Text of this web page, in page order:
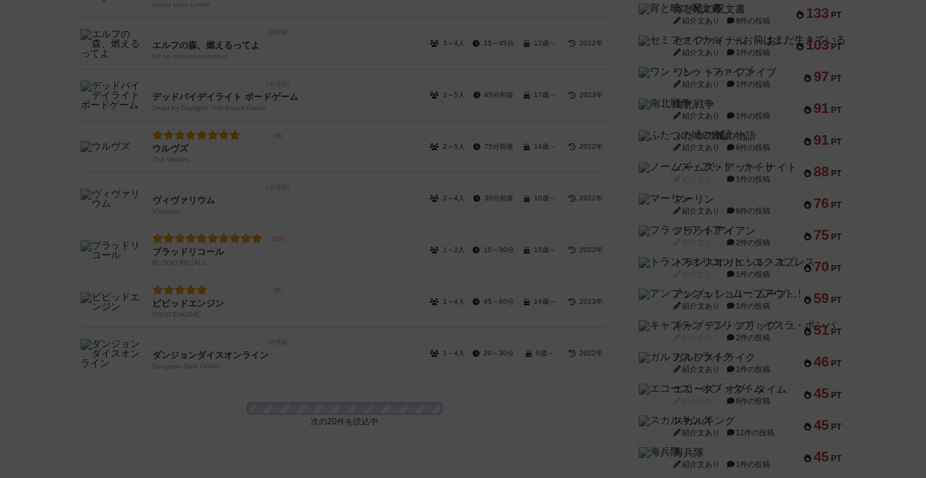
Isekai Love Letter
エルフの森、燃えるってよ
Elf no mori moerututeyo
3～4人 15～45分 12歳～ 2022年
デッドバイデイライト ボードゲーム
Dead by Daylight: The Board Game
3～5人 45分前後 17歳～ 2023年
ウルヴズ
The Wolves
2～5人 75分前後 14歳～ 2022年
ヴィヴァリウム
Vivarium
2～4人 30分前後 10歳～ 2022年
ブラッドリコール
BLOOD RECALL
1～2人 10～30分 15歳～ 2022年
ビビッドエンジン
VIVID ENGINE
1～4人 45～60分 14歳～ 2023年
ダンジョンダイスオンライン
Dungeon Dice Online
1～4人 20～30分 8歳～ 2022年
次の20件を読込中
133 PT
宵と暁の呪文書
紹介文あり 8件の投稿
103 PT
セミファイナル ～お前はまだ生きている～
紹介文あり 1件の投稿
97 PT
ワン・トゥ・ファイブ
紹介文あり 1件の投稿
91 PT
南北戦争
紹介文あり 1件の投稿
91 PT
ふたつの城の物語
紹介文あり 6件の投稿
88 PT
ノームズ・アット・ナイト
1件の投稿
76 PT
マーリン
紹介文あり 6件の投稿
75 PT
フラットアイアン
2件の投稿
70 PT
トランスオリエント・エクスプレス
1件の投稿
59 PT
アンブッシュ！：ムーブアウト！
紹介文あり 1件の投稿
51 PT
キャプテン・フリップ：イスラ・ボンバ
2件の投稿
46 PT
ガルフストライク
紹介文あり 1件の投稿
45 PT
エコーズ・オブ・タイム
8件の投稿
45 PT
スカルキング
紹介文あり 12件の投稿
45 PT
海兵隊
紹介文あり 1件の投稿